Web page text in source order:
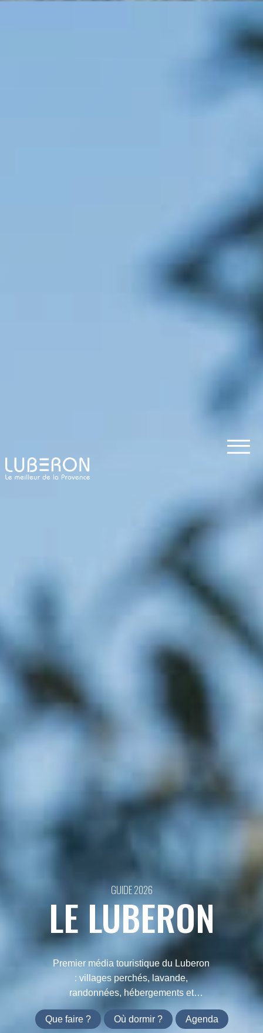
GUIDE 2026
LE LUBERON
Premier média touristique du Luberon
: villages perchés, lavande,
randonnées, hébergements et
agenda. Tout ce qu'il faut savoir avant
de partir.
Que faire ? Où dormir ? Agenda